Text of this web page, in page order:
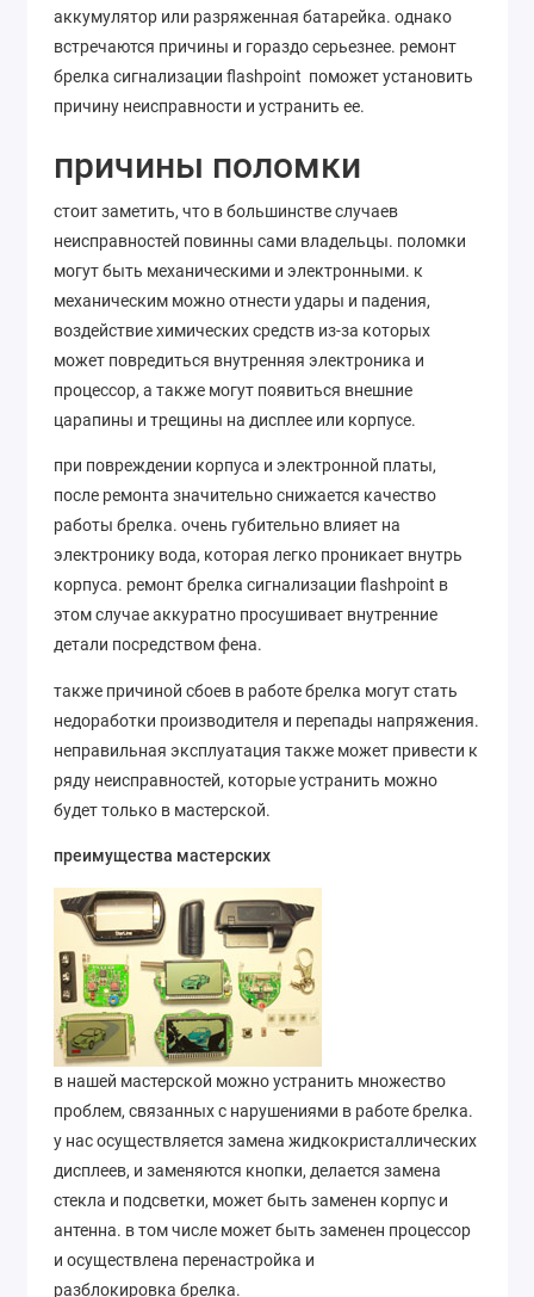
аккумулятор или разряженная батарейка. однако
встречаются причины и гораздо серьезнее. ремонт
брелка сигнализации flashpoint поможет установить
причину неисправности и устранить ее.
причины поломки
стоит заметить, что в большинстве случаев
неисправностей повинны сами владельцы. поломки
могут быть механическими и электронными. к
механическим можно отнести удары и падения,
воздействие химических средств из-за которых
может повредиться внутренняя электроника и
процессор, а также могут появиться внешние
царапины и трещины на дисплее или корпусе.
при повреждении корпуса и электронной платы,
после ремонта значительно снижается качество
работы брелка. очень губительно влияет на
электронику вода, которая легко проникает внутрь
корпуса. ремонт брелка сигнализации flashpoint в
этом случае аккуратно просушивает внутренние
детали посредством фена.
также причиной сбоев в работе брелка могут стать
недоработки производителя и перепады напряжения.
неправильная эксплуатация также может привести к
ряду неисправностей, которые устранить можно
будет только в мастерской.
преимущества мастерских
в нашей мастерской можно устранить множество
проблем, связанных с нарушениями в работе брелка.
у нас осуществляется замена жидкокристаллических
дисплеев, и заменяются кнопки, делается замена
стекла и подсветки, может быть заменен корпус и
антенна. в том числе может быть заменен процессор
и осуществлена перенастройка и
разблокировка брелка.